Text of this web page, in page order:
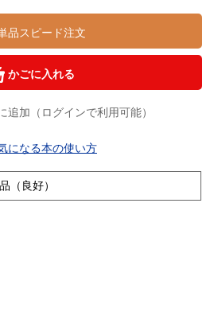
品スピード注文
かごに入れる
追加（ログインで利用可能）
になる本の使い方
（良好）